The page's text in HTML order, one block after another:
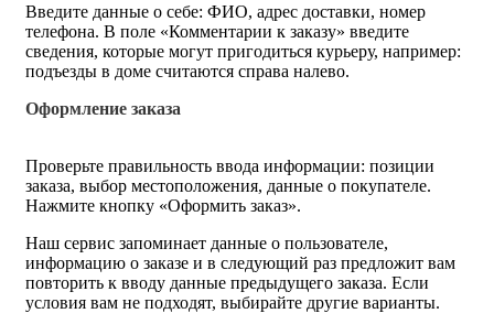
Введите данные о себе: ФИО, адрес доставки, номер
телефона. В поле «Комментарии к заказу» введите
сведения, которые могут пригодиться курьеру, например:
подъезды в доме считаются справа налево.
Оформление заказа
Проверьте правильность ввода информации: позиции
заказа, выбор местоположения, данные о покупателе.
Нажмите кнопку «Оформить заказ».
Наш сервис запоминает данные о пользователе,
информацию о заказе и в следующий раз предложит вам
повторить к вводу данные предыдущего заказа. Если
условия вам не подходят, выбирайте другие варианты.